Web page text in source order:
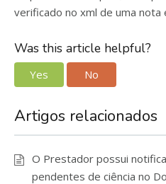
verificado no xml de uma nota
Was this article helpful?
Yes No
Artigos relacionados
O Prestador possui
pendentes de ciência no